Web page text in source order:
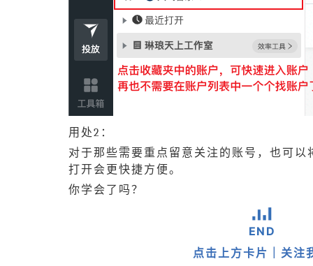
用处2：
对于那些需要重点留意关注的账号，也可以
打开会更快捷方便。
你学会了吗？
END
点击上方卡片｜关注